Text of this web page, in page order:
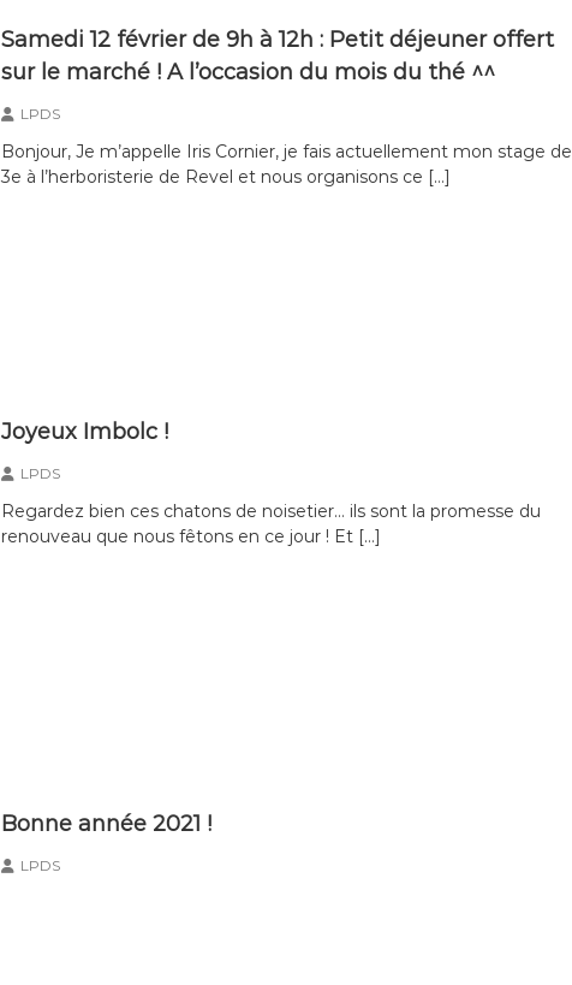
Samedi 12 février de 9h à 12h : Petit déjeuner offert
sur le marché ! A l’occasion du mois du thé ^^
LPDS
Bonjour, Je m’appelle Iris Cornier, je fais actuellement mon stage de
3e à l’herboristerie de Revel et nous organisons ce […]
Joyeux Imbolc !
LPDS
Regardez bien ces chatons de noisetier… ils sont la promesse du
renouveau que nous fêtons en ce jour ! Et […]
Bonne année 2021 !
LPDS